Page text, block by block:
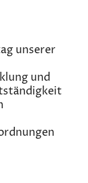
unserer
und